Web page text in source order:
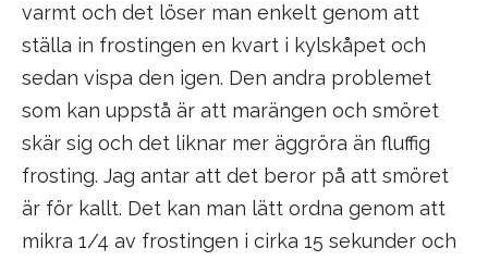
varmt och det löser man enkelt genom att
ställa in frostingen en kvart i kylskåpet och
sedan vispa den igen. Den andra problemet
som kan uppstå är att marängen och smöret
skär sig och det liknar mer äggröra än fluffig
frosting. Jag antar att det beror på att smöret
är för kallt. Det kan man lätt ordna genom att
mikra 1/4 av frostingen i cirka 15 sekunder och